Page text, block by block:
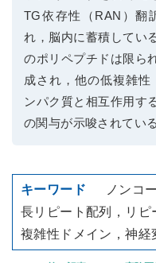
TG依存性（RAN）翻
れ，脳内に蓄積してい
のポリペプチドは限ら
成され，他の低複雑
ンパク質と相互作用す
の関与が示唆されている
ノンコ
長リピート配列，リ
複雑性ドメイン，神経